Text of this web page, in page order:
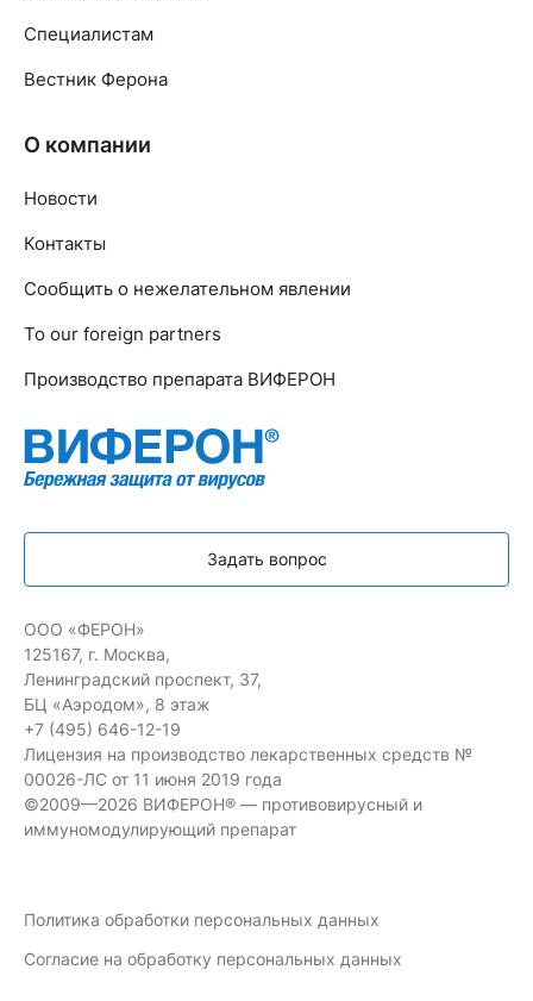
Специалистам
Вестник Ферона
О компании
Новости
Контакты
Сообщить о нежелательном явлении
To our foreign partners
Производство препарата ВИФЕРОН
Задать вопрос
ООО «ФЕРОН»
125167, г. Москва,
Ленинградский проспект, 37,
БЦ «Аэродом», 8 этаж
+7 (495) 646-12-19
Лицензия на производство лекарственных средств №
00026-ЛС от 11 июня 2019 года
©2009—2026 ВИФЕРОН® — противовирусный и
иммуномодулирующий препарат
Политика обработки персональных данных
Согласие на обработку персональных данных